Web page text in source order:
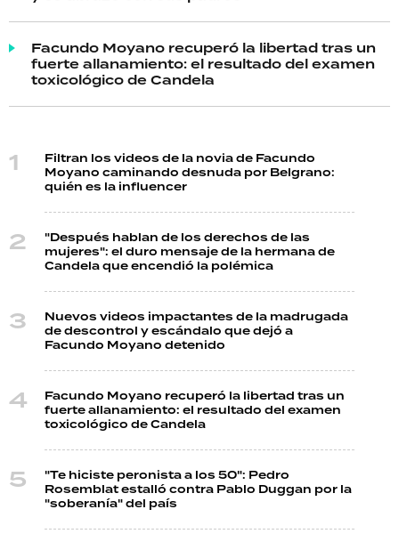
Facundo Moyano recuperó la libertad tras un
fuerte allanamiento: el resultado del examen
toxicológico de Candela
Filtran los videos de la novia de Facundo
Moyano caminando desnuda por Belgrano:
quién es la influencer
"Después hablan de los derechos de las
mujeres": el duro mensaje de la hermana de
Candela que encendió la polémica
Nuevos videos impactantes de la madrugada
de descontrol y escándalo que dejó a
Facundo Moyano detenido
Facundo Moyano recuperó la libertad tras un
fuerte allanamiento: el resultado del examen
toxicológico de Candela
"Te hiciste peronista a los 50": Pedro
Rosemblat estalló contra Pablo Duggan por la
"soberanía" del país